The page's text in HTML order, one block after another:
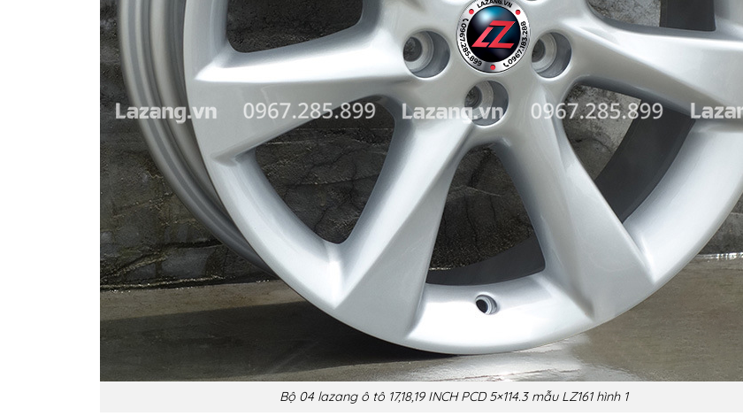
Bộ 04 lazang ô tô 17,18,19 INCH PCD 5×114.3 mẫu LZ161 hình 1